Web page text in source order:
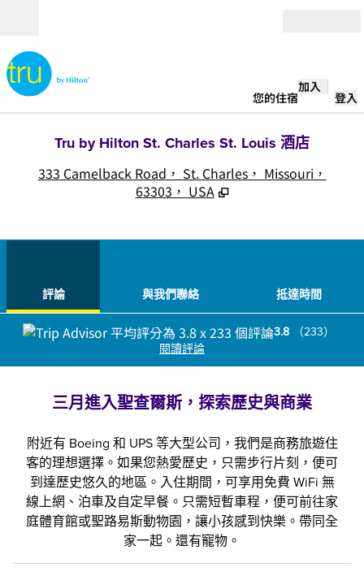
您的住宿
加入
登入
Tru by Hilton St. Charles St. Louis 酒店
333 Camelback Road， St. Charles， Missouri，
63303， USA
評論 與我們聯絡 抵達時間
3.8 （233）
閱讀評論
三月進入聖查爾斯，探索歷史與商業
附近有 Boeing 和 UPS 等大型公司，我們是商務旅遊住
客的理想選擇。如果您熱愛歷史，只需步行片刻，便可
到達歷史悠久的地區。入住期間，可享用免費 WiFi 無
線上網、泊車及自定早餐。只需短暫車程，便可前往家
庭體育館或聖路易斯動物園，讓小孩感到快樂。帶同全
家一起。還有寵物。